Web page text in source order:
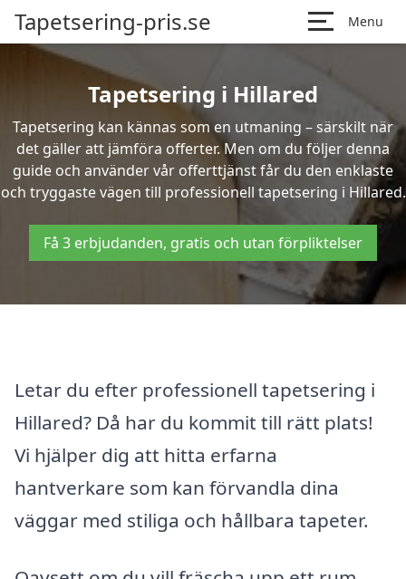
Tapetsering-pris.se Menu
Tapetsering i Hillared
Tapetsering kan kännas som en utmaning – särskilt när
det gäller att jämföra offerter. Men om du följer denna
guide och använder vår offerttjänst får du den enklaste
och tryggaste vägen till professionell tapetsering i Hillared.
Få 3 erbjudanden, gratis och utan förpliktelser
Letar du efter professionell tapetsering i
Hillared? Då har du kommit till rätt plats!
Vi hjälper dig att hitta erfarna
hantverkare som kan förvandla dina
väggar med stiliga och hållbara tapeter.